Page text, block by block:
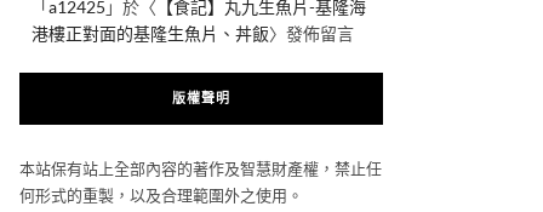
「a12425 」於〈 【食記】丸九生魚片-基隆海
港樓正對面的基隆生魚片、丼飯〉發佈留言
版權聲明
本站保有站上全部內容的著作及智慧財產權，禁止任
何形式的重製，以及合理範圍外之使用。